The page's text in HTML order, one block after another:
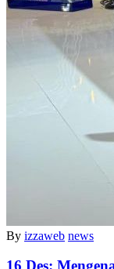
By izzaweb news
16 Des: